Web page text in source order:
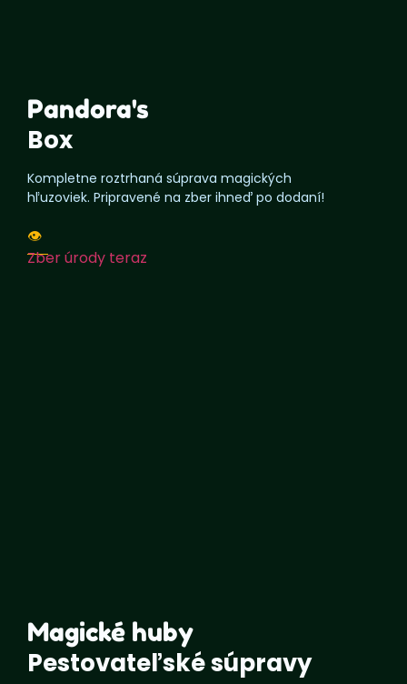
Pandora's
Box
Kompletne roztrhaná súprava magických
hľuzoviek. Pripravené na zber ihneď po dodaní!
👁️
Zber úrody teraz
Magické huby
Pestovateľské súpravy